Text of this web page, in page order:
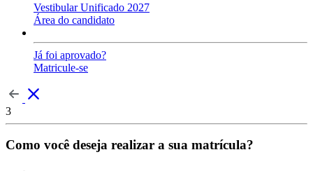
Vestibular Unificado 2027
Área do candidato
Já foi aprovado?
Matricule-se
3
Como você deseja realizar a sua matrícula?